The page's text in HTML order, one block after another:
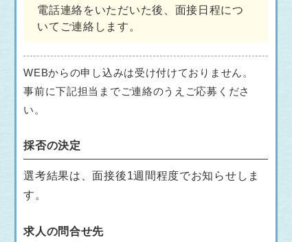
電話連絡をいただいた後、面接日程につ
いてご連絡します。
WEBからの申し込みは受け付けておりません。
事前に下記担当までご連絡のうえご応募くださ
い。
採否の決定
選考結果は、面接後1週間程度でお知らせしま
す。
求人の問合せ先